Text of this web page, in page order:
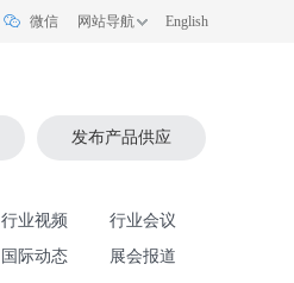
微信 网站导航 English
发布产品供应
行业视频
行业会议
国际动态
展会报道